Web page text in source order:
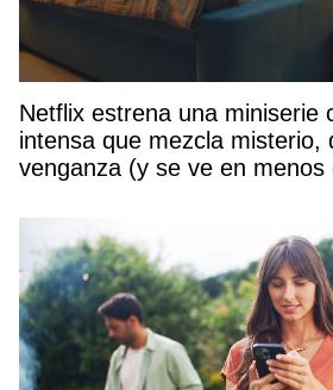
Netflix estrena una miniserie
intensa que mezcla misterio,
venganza (y se ve en menos